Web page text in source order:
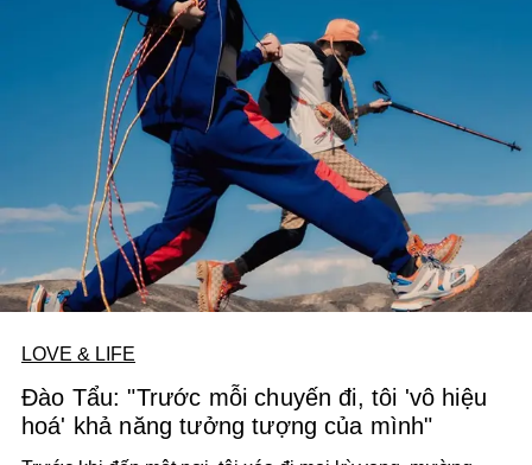
LOVE & LIFE
Đào Tẩu: "Trước mỗi chuyến đi, tôi 'vô hiệu
hoá' khả năng tưởng tượng của mình"